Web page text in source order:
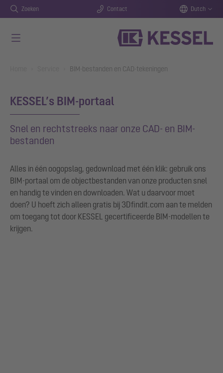
Zoeken Contact Dutch
BIM-bestanden en CAD-tekeningen
KESSEL’s BIM-portaal
Snel en rechtstreeks naar onze CAD- en BIM-
bestanden
Alles in één oogopslag, gedownload met één klik: gebruik ons
BIM-portaal om de objectbestanden van onze producten snel
en handig te vinden en downloaden. Wat u daarvoor moet
doen? U hoeft zich alleen gratis bij 3Dfindit.com aan te melden
om toegang tot door KESSEL gecertificeerde BIM-modellen te
krijgen.